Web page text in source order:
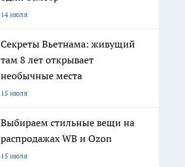
14 июля
Секреты Вьетнама: живущий
там 8 лет открывает
необычные места
15 июля
Выбираем стильные вещи на
распродажах WB и Ozon
15 июля